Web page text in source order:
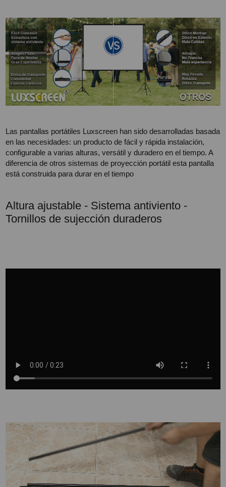
Las pantallas portátiles Luxscreen han sido desarrolladas basada
en las necesidades: un producto de fácil y rápida instalación,
configurable a varias alturas, versátil y duradero en el tiempo. A
diferencia de otros sistemas de proyección portátil esta pantalla
está construida para durar en el tiempo
Altura ajustable - Sistema antiviento -
Tornillos de sujección duraderos